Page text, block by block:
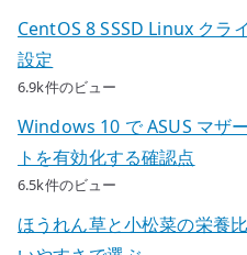
CentOS 8 SSSD Linux クラ
設定
6.9k件のビュー
Windows 10 で ASUS マザ
トを有効化する確認点
6.5k件のビュー
ほうれん草と小松菜の栄養